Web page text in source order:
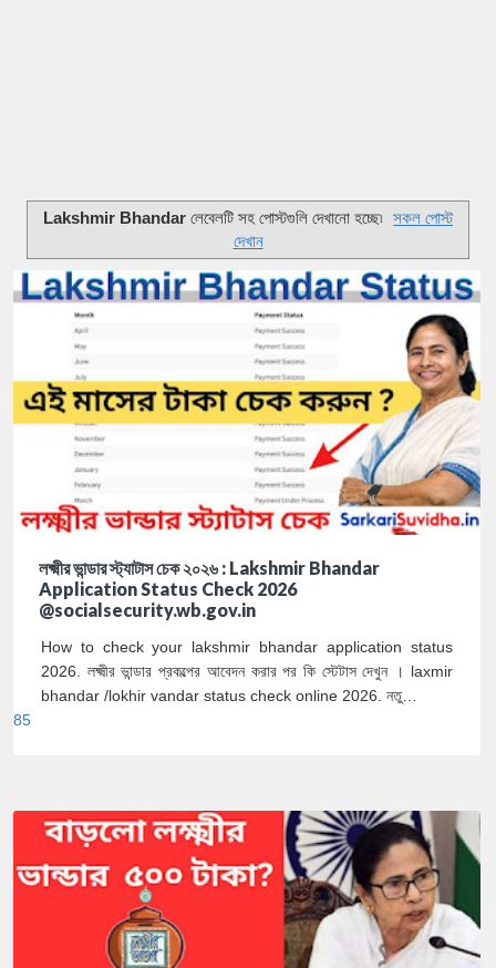
Lakshmir Bhandarলেবেলটি সহ পোস্টগুলি দেখানো হচ্ছে৷ সকল পোস্ট
দেখান
লক্ষ্মীর ভান্ডার স্ট্যাটাস চেক ২০২৬ : Lakshmir Bhandar
Application Status Check 2026
@socialsecurity.wb.gov.in
How to check your lakshmir bhandar application status
2026. লক্ষ্মীর ভান্ডার প্রকল্পের আবেদন করার পর কি স্টেটাস দেখুন । laxmir
bhandar /lokhir vandar status check online 2026. নতু…
85